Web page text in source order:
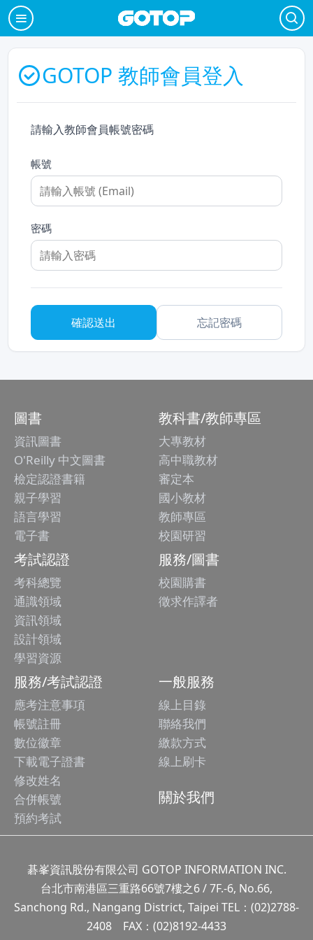
GOTOP 教師會員登入
請輸入教師會員帳號密碼
帳號
密碼
忘記密碼
圖書
資訊圖書
O'Reilly 中文圖書
檢定認證書籍
親子學習
語言學習
電子書
教科書/教師專區
大專教材
高中職教材
審定本
國小教材
教師專區
校園研習
考試認證
考科總覽
通識領域
資訊領域
設計領域
學習資源
服務/圖書
校園購書
徵求作譯者
服務/考試認證
應考注意事項
帳號註冊
數位徽章
下載電子證書
修改姓名
合併帳號
預約考試
一般服務
線上目錄
聯絡我們
繳款方式
線上刷卡
關於我們
碁峯資訊股份有限公司 GOTOP INFORMATION INC.
台北市南港區三重路66號7樓之6 / 7F.-6, No.66,
Sanchong Rd., Nangang District, Taipei TEL：(02)2788-
2408 FAX：(02)8192-4433